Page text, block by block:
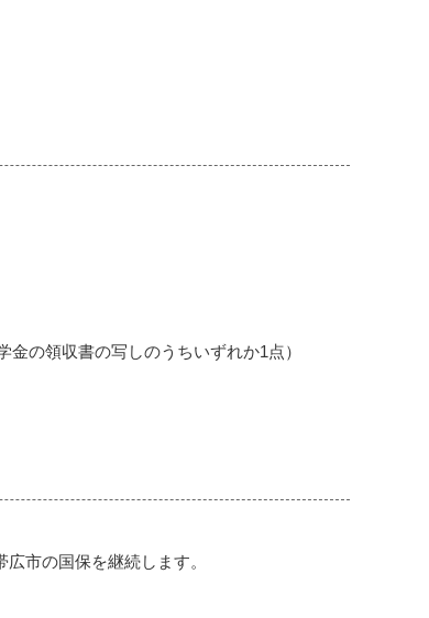
の領収書の写しのうちいずれか1点）
市の国保を継続します。